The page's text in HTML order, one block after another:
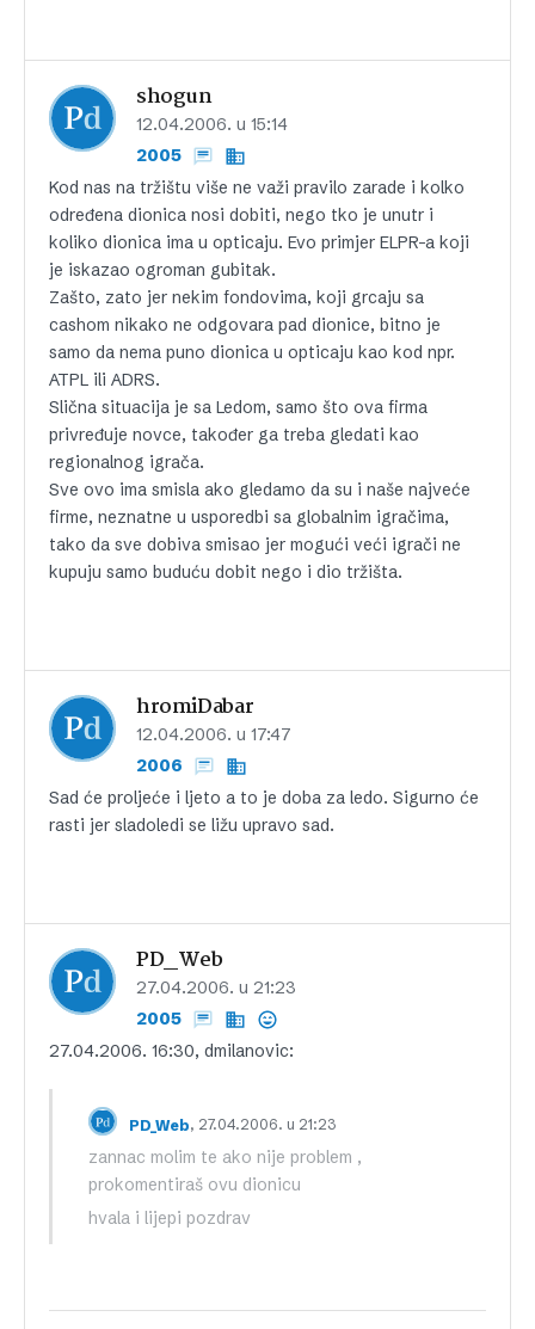
shogun
12.04.2006. u 15:14
2005
Kod nas na tržištu više ne važi pravilo zarade i kolko
određena dionica nosi dobiti, nego tko je unutr i
koliko dionica ima u opticaju. Evo primjer ELPR-a koji
je iskazao ogroman gubitak.
Zašto, zato jer nekim fondovima, koji grcaju sa
cashom nikako ne odgovara pad dionice, bitno je
samo da nema puno dionica u opticaju kao kod npr.
ATPL ili ADRS.
Slična situacija je sa Ledom, samo što ova firma
privređuje novce, također ga treba gledati kao
regionalnog igrača.
Sve ovo ima smisla ako gledamo da su i naše najveće
firme, neznatne u usporedbi sa globalnim igračima,
tako da sve dobiva smisao jer mogući veći igrači ne
kupuju samo buduću dobit nego i dio tržišta.
hromiDabar
12.04.2006. u 17:47
2006
Sad će proljeće i ljeto a to je doba za ledo. Sigurno će
rasti jer sladoledi se ližu upravo sad.
PD_Web
27.04.2006. u 21:23
2005
27.04.2006. 16:30, dmilanovic:
PD_Web, 27.04.2006. u 21:23
zannac molim te ako nije problem ,
prokomentiraš ovu dionicu
hvala i lijepi pozdrav